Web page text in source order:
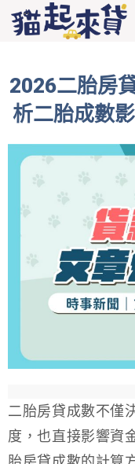
2026二胎房
析二胎成數
二胎房貸成數不僅
度，也直接影響資